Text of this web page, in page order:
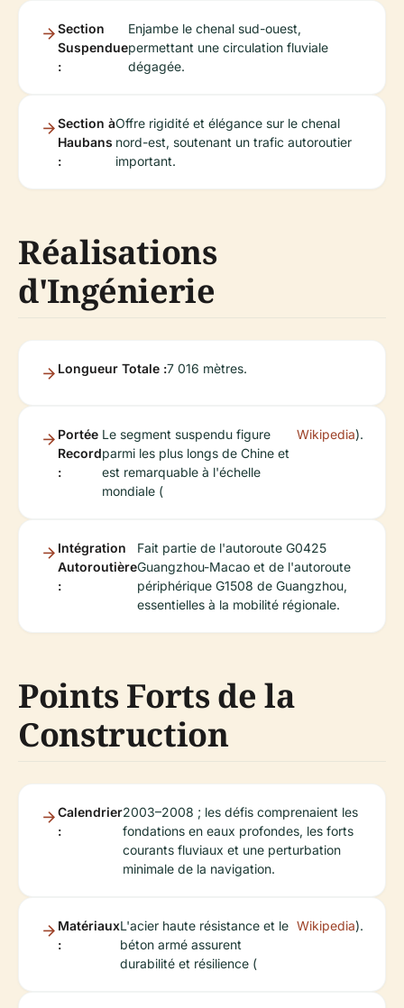
Section
Suspendue
:
Enjambe le chenal sud-ouest,
permettant une circulation fluviale
dégagée.
Section à
Haubans
:
Offre rigidité et élégance sur le chenal
nord-est, soutenant un trafic autoroutier
important.
Réalisations
d'Ingénierie
Longueur Totale :7 016 mètres.
Portée
Record
:
Le segment suspendu figure
parmi les plus longs de Chine et
est remarquable à l'échelle
mondiale (
Wikipedia).
Intégration
Autoroutière
:
Fait partie de l'autoroute G0425
Guangzhou-Macao et de l'autoroute
périphérique G1508 de Guangzhou,
essentielles à la mobilité régionale.
Points Forts de la
Construction
Calendrier
:
2003–2008 ; les défis comprenaient les
fondations en eaux profondes, les forts
courants fluviaux et une perturbation
minimale de la navigation.
Matériaux
:
L'acier haute résistance et le
béton armé assurent
durabilité et résilience (
Wikipedia).